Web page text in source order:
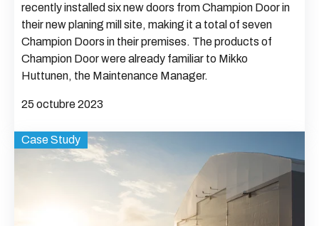
recently installed six new doors from Champion Door in
their new planing mill site, making it a total of seven
Champion Doors in their premises. The products of
Champion Door were already familiar to Mikko
Huttunen, the Maintenance Manager.
25 octubre 2023
Case Study